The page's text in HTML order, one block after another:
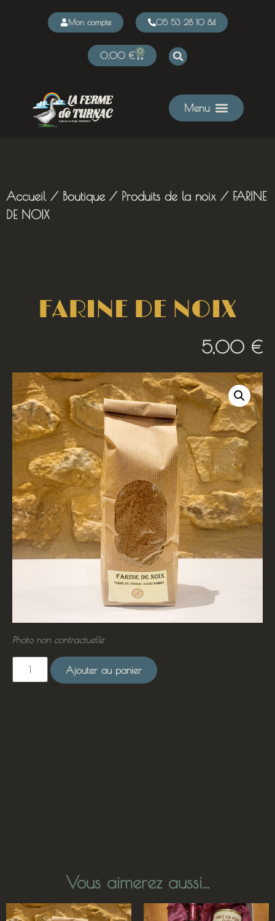
Mon compte 05 53 28 10 84
0,00 € 0
Accueil / Boutique / Produits de la noix / FARINE
DE NOIX
FARINE DE NOIX
5,00 €
Photo non contractuelle
Ajouter au panier
Vous aimerez aussi...